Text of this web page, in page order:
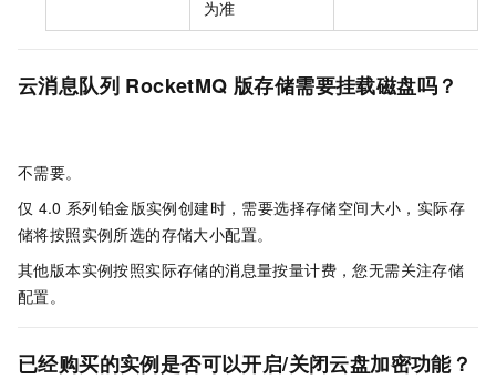
为准
云消息队列 RocketMQ 版存储需要挂载磁盘吗？
不需要。
仅 4.0 系列铂金版实例创建时，需要选择存储空间大小，实际存
储将按照实例所选的存储大小配置。
其他版本实例按照实际存储的消息量按量计费，您无需关注存储
配置。
已经购买的实例是否可以开启/关闭云盘加密功能？